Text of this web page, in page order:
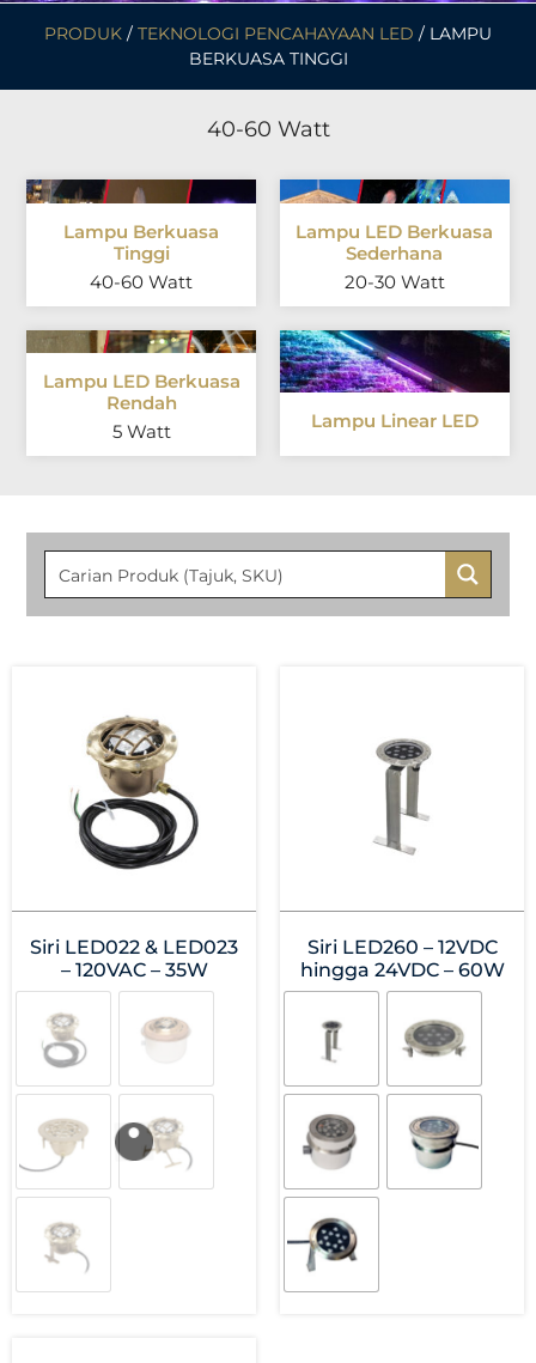
PRODUK / TEKNOLOGI PENCAHAYAAN LED / LAMPU
BERKUASA TINGGI
40-60 Watt
Lampu Berkuasa
Tinggi
40-60 Watt
Lampu LED Berkuasa
Sederhana
20-30 Watt
Lampu LED Berkuasa
Rendah
5 Watt
Lampu Linear LED
Siri LED022 & LED023
– 120VAC – 35W
Siri LED260 – 12VDC
hingga 24VDC – 60W